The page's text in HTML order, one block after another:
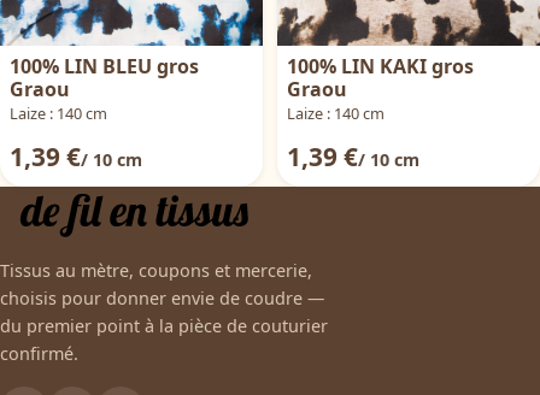
100% LIN BLEU gros
Graou
Laize : 140 cm
1,39 €/ 10 cm
100% LIN KAKI gros
Graou
Laize : 140 cm
1,39 €/ 10 cm
Tissus au mètre, coupons et mercerie,
choisis pour donner envie de coudre —
du premier point à la pièce de couturier
confirmé.